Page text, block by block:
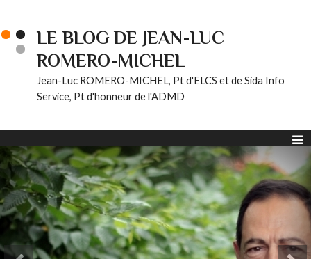
LE BLOG DE JEAN-LUC
ROMERO-MICHEL
Jean-Luc ROMERO-MICHEL, Pt d'ELCS et de Sida Info
Service, Pt d'honneur de l'ADMD